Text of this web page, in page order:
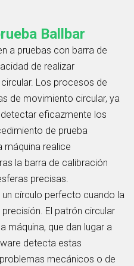
Ballbar
a pruebas con barra de
de realizar
Los procesos de
de movimiento circular, ya
eficazmente los
de prueba
máquina realice
la barra de calibración
precisas.
círculo perfecto cuando la
El patrón circular
máquina, que dan lugar a
detecta estas
mecánicos o de